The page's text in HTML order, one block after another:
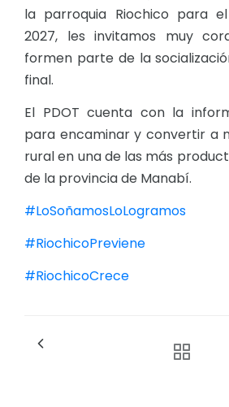
Ejecución Presupuestaria
Obras y proyectos
la parroquia Riochico para
2027, les invitamos muy
formen parte de la
final.
El PDOT cuenta con la
para encaminar y convertir a
rural en una de las más
de la provincia de Manabí.
#LoSoñamosLoLogramos
#RiochicoPreviene
#RiochicoCrece